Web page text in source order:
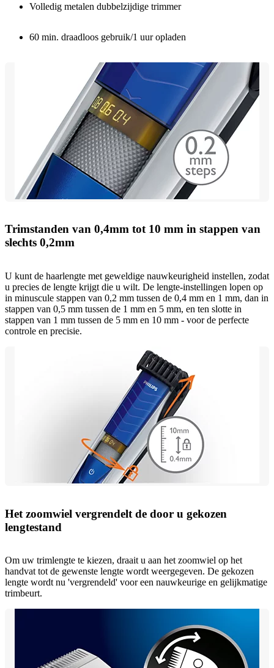
Volledig metalen dubbelzijdige trimmer
60 min. draadloos gebruik/1 uur opladen
Trimstanden van 0,4mm tot 10 mm in stappen van
slechts 0,2mm
U kunt de haarlengte met geweldige nauwkeurigheid instellen, zodat
u precies de lengte krijgt die u wilt. De lengte-instellingen lopen op
in minuscule stappen van 0,2 mm tussen de 0,4 mm en 1 mm, dan in
stappen van 0,5 mm tussen de 1 mm en 5 mm, en ten slotte in
stappen van 1 mm tussen de 5 mm en 10 mm - voor de perfecte
controle en precisie.
Het zoomwiel vergrendelt de door u gekozen
lengtestand
Om uw trimlengte te kiezen, draait u aan het zoomwiel op het
handvat tot de gewenste lengte wordt weergegeven. De gekozen
lengte wordt nu 'vergrendeld' voor een nauwkeurige en gelijkmatige
trimbeurt.